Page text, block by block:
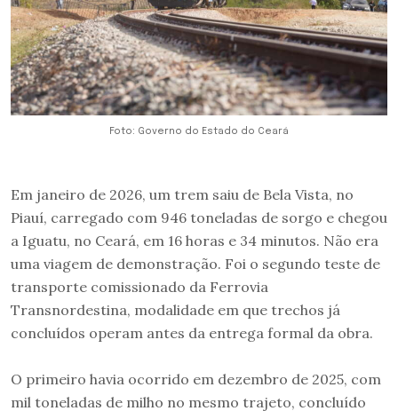
Foto: Governo do Estado do Ceará
Em janeiro de 2026, um trem saiu de Bela Vista, no
Piauí, carregado com 946 toneladas de sorgo e chegou
a Iguatu, no Ceará, em 16 horas e 34 minutos. Não era
uma viagem de demonstração. Foi o segundo teste de
transporte comissionado da Ferrovia
Transnordestina, modalidade em que trechos já
concluídos operam antes da entrega formal da obra.
O primeiro havia ocorrido em dezembro de 2025, com
mil toneladas de milho no mesmo trajeto, concluído